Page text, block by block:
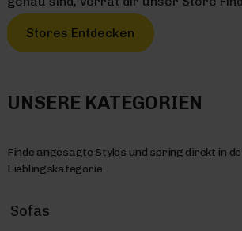
Stores Entdecken
UNSERE KATEGORIEN
Finde angesagte Styles und spring direkt in
Lieblingskategorie.
Sofas